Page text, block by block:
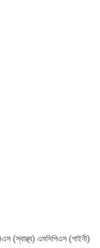
(স্বাস্থ্য) এমসিপিএস (গাইনী)